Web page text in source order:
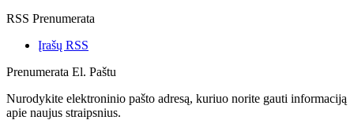
RSS Prenumerata
Įrašų RSS
Prenumerata El. Paštu
Nurodykite elektroninio pašto adresą, kuriuo norite gauti informaciją
apie naujus straipsnius.